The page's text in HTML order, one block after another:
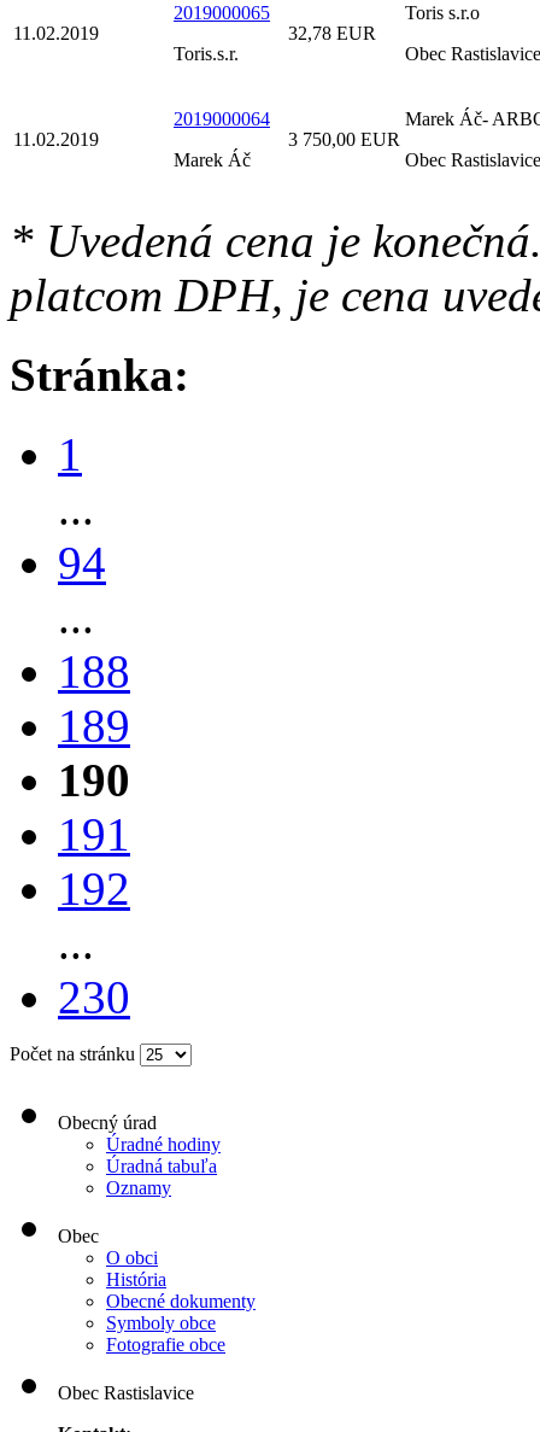
11.02.2019
2019000065
Toris.s.r.
32,78 EUR
Toris s.r.o
Obec Rastislavice
11.02.2019
2019000064
Marek Áč
3 750,00 EUR
Marek Áč-
Obec Rastislavice
* Uvedená cena je
platcom DPH, je cena
Stránka:
1
...
94
...
188
189
190
191
192
...
230
Počet na stránku
Obecný úrad
Úradné hodiny
Úradná tabuľa
Oznamy
Obec
O obci
História
Obecné dokumenty
Symboly obce
Fotografie obce
Obec Rastislavice